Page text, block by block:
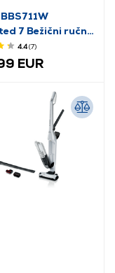
7 Bežični ručni
4.4(7)
EUR